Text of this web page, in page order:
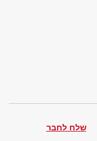
שלח לחבר